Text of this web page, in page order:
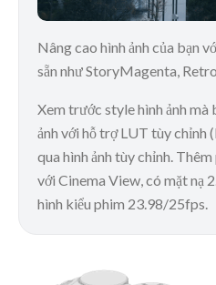
Nâng cao hình ảnh của bạn
sẵn như StoryMagenta,
Xem trước style hình ảnh mà
ảnh với hỗ trợ LUT tùy chỉnh
qua hình ảnh tùy chỉnh.
với Cinema View, có mặt nạ
hình kiểu phim 23.98/25fps.